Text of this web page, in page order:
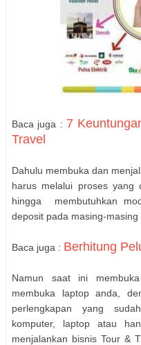
Baca juga : 7
Travel
Dahulu membuka dan
harus melalui proses yang
hingga membutuhkan
deposit pada masing-masing
Baca juga : Berhitung
Namun saat ini
membuka laptop anda,
perlengkapan yang
komputer, laptop atau
menjalankan bisnis Tour &